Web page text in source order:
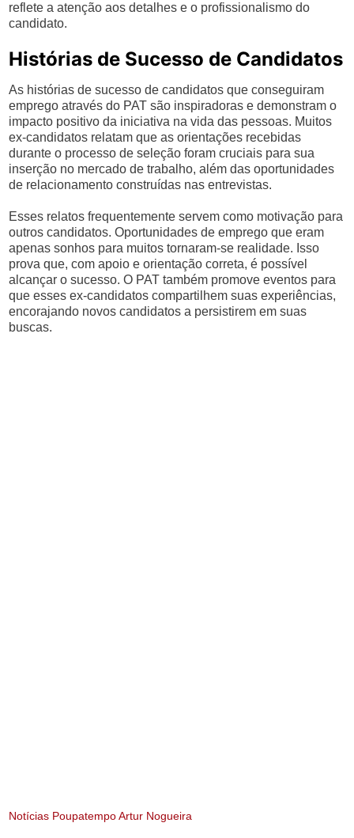
reflete a atenção aos detalhes e o profissionalismo do
candidato.
Histórias de Sucesso de Candidatos
As histórias de sucesso de candidatos que conseguiram
emprego através do PAT são inspiradoras e demonstram o
impacto positivo da iniciativa na vida das pessoas. Muitos
ex-candidatos relatam que as orientações recebidas
durante o processo de seleção foram cruciais para sua
inserção no mercado de trabalho, além das oportunidades
de relacionamento construídas nas entrevistas.
Esses relatos frequentemente servem como motivação para
outros candidatos. Oportunidades de emprego que eram
apenas sonhos para muitos tornaram-se realidade. Isso
prova que, com apoio e orientação correta, é possível
alcançar o sucesso. O PAT também promove eventos para
que esses ex-candidatos compartilhem suas experiências,
encorajando novos candidatos a persistirem em suas
buscas.
Notícias Poupatempo Artur Nogueira